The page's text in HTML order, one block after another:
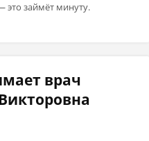
это займёт минуту.
врач